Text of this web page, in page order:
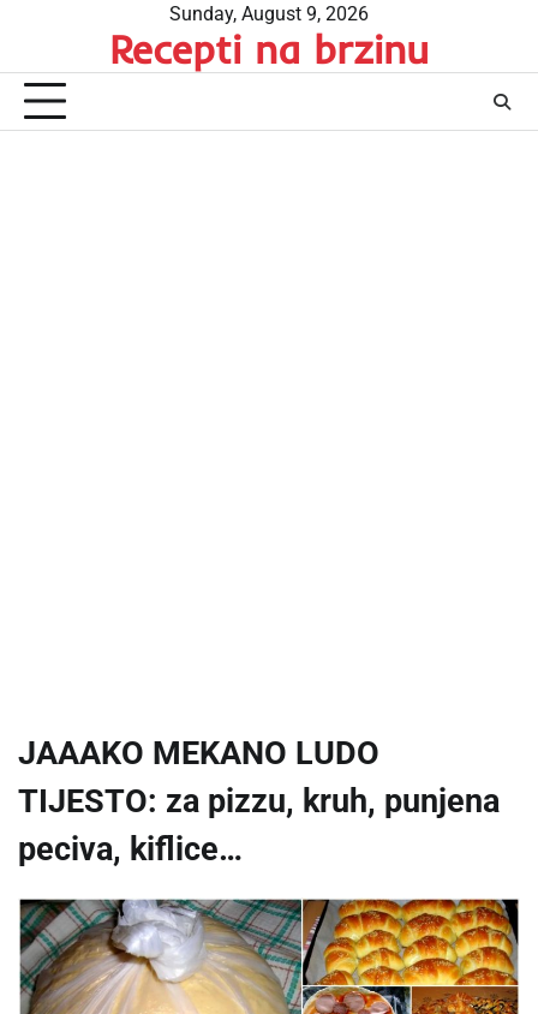
content
Sunday, August 9, 2026
Recepti na brzinu
JAAAKO MEKANO LUDO
TIJESTO: za pizzu, kruh, punjena
peciva, kiflice…